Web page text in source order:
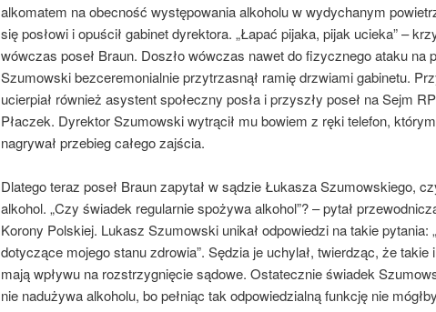
alkomatem na obecność występowania alkoholu w wydychanym
się posłowi i opuścił gabinet dyrektora. „Łapać pijaka, pijak ucieka” –
wówczas poseł Braun. Doszło wówczas nawet do fizycznego ataku na
Szumowski bezceremonialnie przytrzasnął ramię drzwiami gabinetu.
ucierpiał również asystent społeczny posła i przyszły poseł na Sejm
Płaczek. Dyrektor Szumowski wytrącił mu bowiem z ręki telefon,
nagrywał przebieg całego zajścia.
Dlatego teraz poseł Braun zapytał w sądzie Łukasza Szumowskiego,
alkohol. „Czy świadek regularnie spożywa alkohol”? – pytał
Korony Polskiej. Lukasz Szumowski unikał odpowiedzi na takie pytania:
dotyczące mojego stanu zdrowia”. Sędzia je uchylał, twierdząc, że takie
mają wpływu na rozstrzygnięcie sądowe. Ostatecznie świadek
nie nadużywa alkoholu, bo pełniąc tak odpowiedzialną funkcję nie